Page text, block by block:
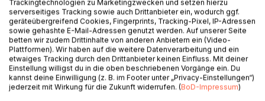
nichts mehr schief gehen, oder? Oder vielleicht doch?
Woran liegt es denn, dass wir trotz unbegrenztem Zugang
zu Informationen rund um das Training mit Gewichten,
scheinbar mehr ungelöste Fragen haben, als es eigentlich
der Fall sein dürfte? Eine ultimative Lösung wird es nicht
geben - aber auf gut 400 Seiten findest du alles, was du
benötigst, um das Spiel zu deinen Gunsten zu entscheiden:
Trackingtechnologien zu Marketingzwecken und setzen hierzu
serverseitiges Tracking sowie auch Drittanbieter ein, wodurch ggf.
geräteübergreifend Cookies, Fingerprints, Tracking-Pixel, IP-Adressen
sowie gehashte E-Mail-Adressen genutzt werden. Auf unserer Seite
betten wir zudem Drittinhalte von anderen Anbietern ein (Video-
Plattformen). Wir haben auf die weitere Datenverarbeitung und ein
etwaiges Tracking durch den Drittanbieter keinen Einfluss. Mit deiner
Einstellung willigst du in die oben beschriebenen Vorgänge ein. Du
kannst deine Einwilligung (z. B. im Footer unter „Privacy-Einstellungen“)
jederzeit mit Wirkung für die Zukunft widerrufen. (BoD-Impressum)